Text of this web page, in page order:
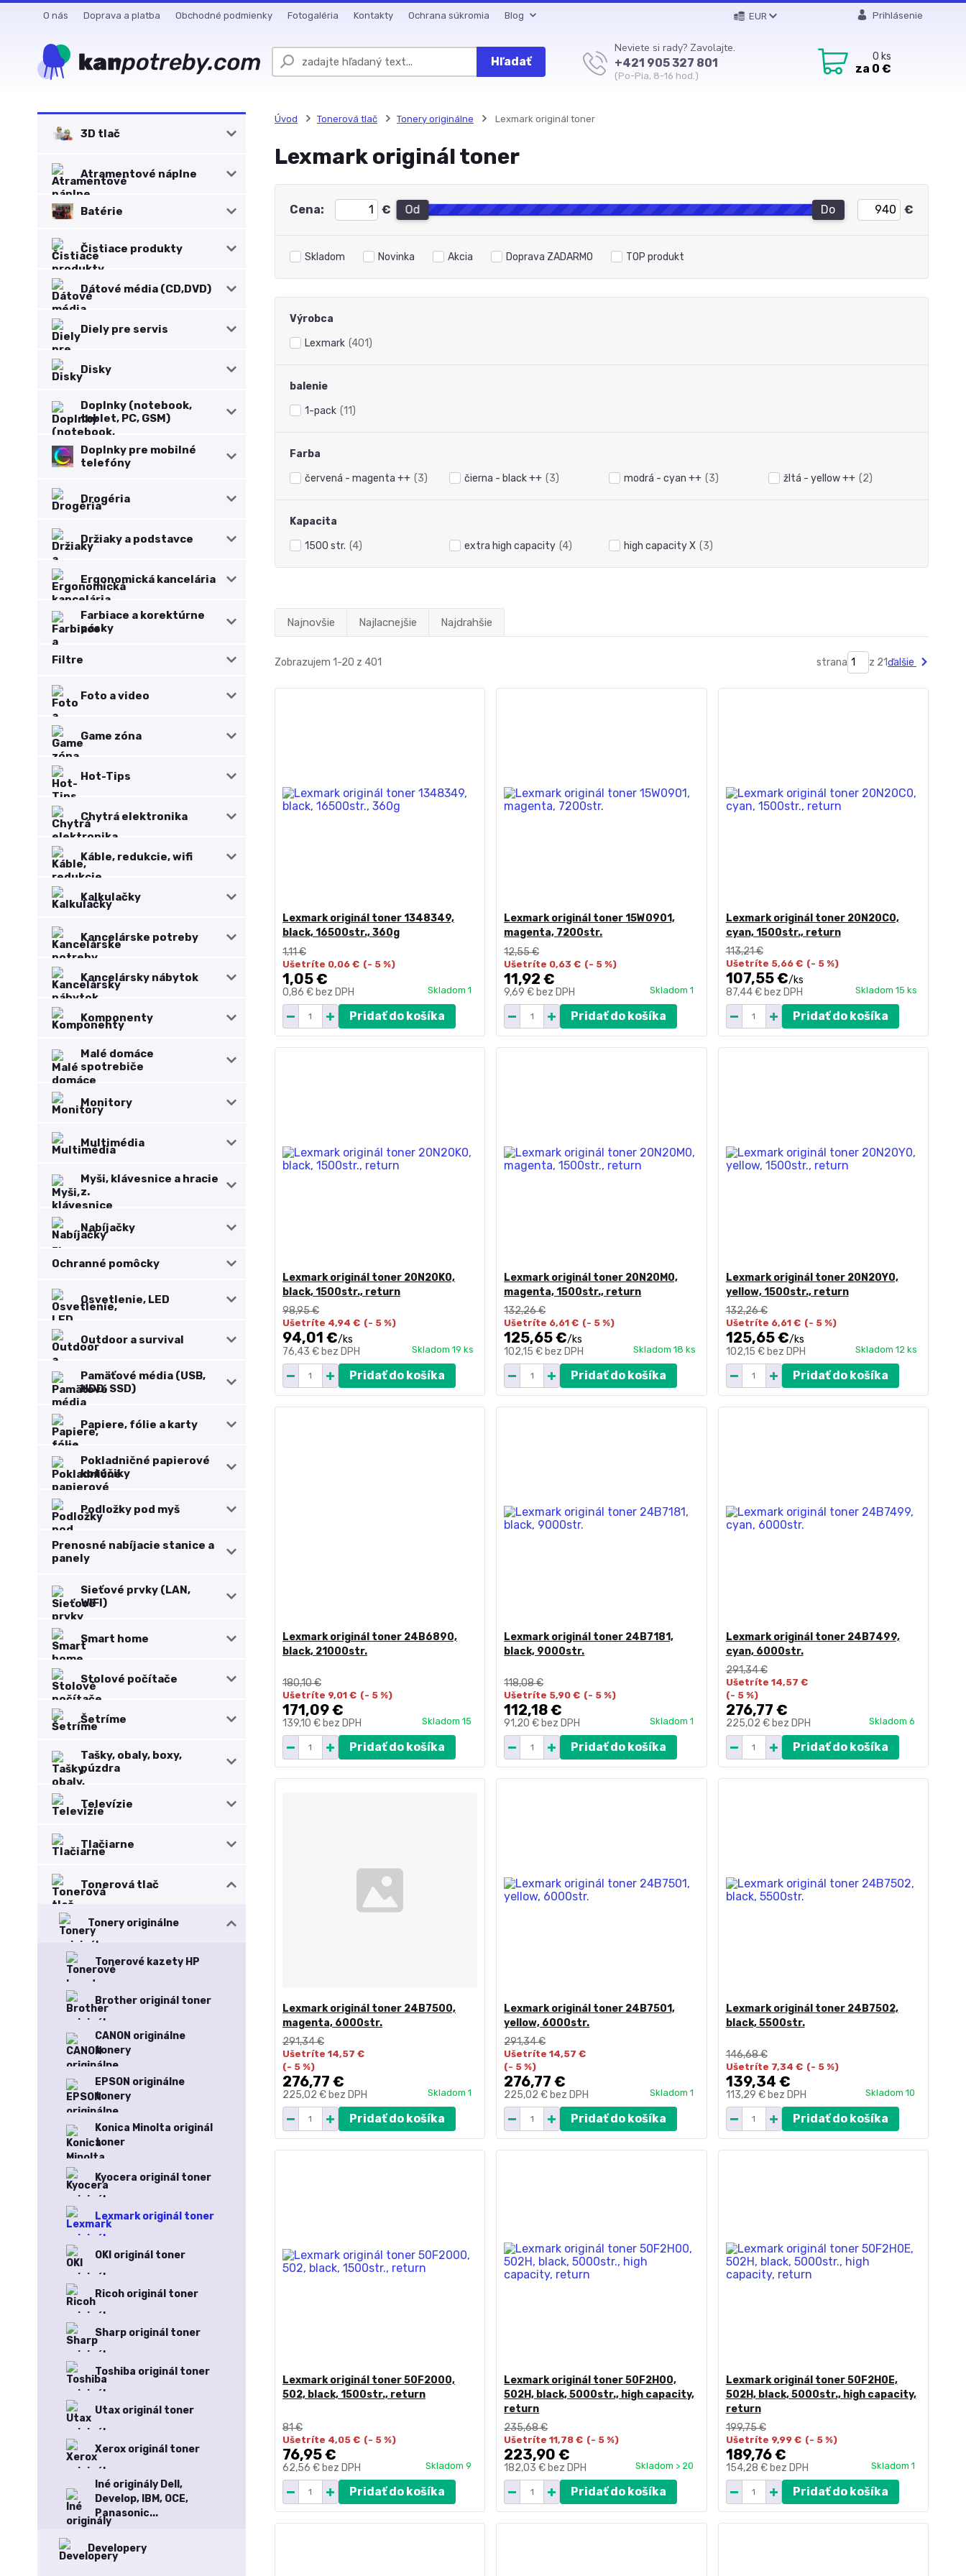
O nás Doprava a platba Obchodné podmienky Fotogaléria Kontakty Ochrana súkromia Blog EUR Prihlásenie
Hľadať
Neviete si rady? Zavolajte.
+421 905 327 801
(Po-Pia, 8-16 hod.)
0 ks
za 0 €
3D tlač
Atramentové náplne
Batérie
Čistiace produkty
Dátové média (CD,DVD)
Diely pre servis
Disky
Doplnky (notebook,
tablet, PC, GSM)
Doplnky pre mobilné
telefóny
Drogéria
Držiaky a podstavce
Ergonomická kancelária
Farbiace a korektúrne
pásky
Filtre
Foto a video
Game zóna
Hot-Tips
Chytrá elektronika
Káble, redukcie, wifi
Kalkulačky
Kancelárske potreby
Kancelársky nábytok
Komponenty
Malé domáce
spotrebiče
Monitory
Multimédia
Myši, klávesnice a hracie
z.
Nabíjačky
Ochranné pomôcky
Osvetlenie, LED
Outdoor a survival
Pamäťové média (USB,
HDD, SSD)
Papiere, fólie a karty
Pokladničné papierové
kotúčiky
Podložky pod myš
Prenosné nabíjacie stanice a
panely
Sieťové prvky (LAN,
WIFI)
Smart home
Stolové počítače
Šetríme
Tašky, obaly, boxy,
púzdra
Televízie
Tlačiarne
Tonerová tlač
Tonery originálne
Tonerové kazety HP
Brother originál toner
CANON originálne
tonery
EPSON originálne
tonery
Konica Minolta originál
toner
Kyocera originál toner
Lexmark originál toner
OKI originál toner
Ricoh originál toner
Sharp originál toner
Toshiba originál toner
Utax originál toner
Xerox originál toner
Iné originály Dell,
Develop, IBM, OCE,
Panasonic...
Developery
Úvod Tonerová tlač Tonery originálne Lexmark originál toner
Lexmark originál toner
Cena: € Od Do €
Skladom Novinka Akcia Doprava ZADARMO TOP produkt
Výrobca
Lexmark (401)
balenie
1-pack (11)
Farba
červená - magenta ++ (3) čierna - black ++ (3) modrá - cyan ++ (3) žltá - yellow ++ (2)
Kapacita
1500 str. (4) extra high capacity (4) high capacity X (3)
Najnovšie Najlacnejšie Najdrahšie
Zobrazujem 1-20 z 401 strana z 21ďalšie
Lexmark originál toner 1348349,
black, 16500str., 360g
1,11 €
Ušetríte 0,06 € (- 5 %)
1,05 €
0,86 € bez DPH Skladom 1
Pridať do košíka
Lexmark originál toner 15W0901,
magenta, 7200str.
12,55 €
Ušetríte 0,63 € (- 5 %)
11,92 €
9,69 € bez DPH Skladom 1
Pridať do košíka
Lexmark originál toner 20N20C0,
cyan, 1500str., return
113,21 €
Ušetríte 5,66 € (- 5 %)
107,55 €/ks
87,44 € bez DPH Skladom 15 ks
Pridať do košíka
Lexmark originál toner 20N20K0,
black, 1500str., return
98,95 €
Ušetríte 4,94 € (- 5 %)
94,01 €/ks
76,43 € bez DPH Skladom 19 ks
Pridať do košíka
Lexmark originál toner 20N20M0,
magenta, 1500str., return
132,26 €
Ušetríte 6,61 € (- 5 %)
125,65 €/ks
102,15 € bez DPH Skladom 18 ks
Pridať do košíka
Lexmark originál toner 20N20Y0,
yellow, 1500str., return
132,26 €
Ušetríte 6,61 € (- 5 %)
125,65 €/ks
102,15 € bez DPH Skladom 12 ks
Pridať do košíka
Lexmark originál toner 24B6890,
black, 21000str.
180,10 €
Ušetríte 9,01 € (- 5 %)
171,09 €
139,10 € bez DPH Skladom 15
Pridať do košíka
Lexmark originál toner 24B7181,
black, 9000str.
118,08 €
Ušetríte 5,90 € (- 5 %)
112,18 €
91,20 € bez DPH Skladom 1
Pridať do košíka
Lexmark originál toner 24B7499,
cyan, 6000str.
291,34 €
Ušetríte 14,57 €
(- 5 %)
276,77 €
225,02 € bez DPH Skladom 6
Pridať do košíka
Lexmark originál toner 24B7500,
magenta, 6000str.
291,34 €
Ušetríte 14,57 €
(- 5 %)
276,77 €
225,02 € bez DPH Skladom 1
Pridať do košíka
Lexmark originál toner 24B7501,
yellow, 6000str.
291,34 €
Ušetríte 14,57 €
(- 5 %)
276,77 €
225,02 € bez DPH Skladom 1
Pridať do košíka
Lexmark originál toner 24B7502,
black, 5500str.
146,68 €
Ušetríte 7,34 € (- 5 %)
139,34 €
113,29 € bez DPH Skladom 10
Pridať do košíka
Lexmark originál toner 50F2000,
502, black, 1500str., return
81 €
Ušetríte 4,05 € (- 5 %)
76,95 €
62,56 € bez DPH Skladom 9
Pridať do košíka
Lexmark originál toner 50F2H00,
502H, black, 5000str., high capacity,
return
235,68 €
Ušetríte 11,78 € (- 5 %)
223,90 €
182,03 € bez DPH Skladom > 20
Pridať do košíka
Lexmark originál toner 50F2H0E,
502H, black, 5000str., high capacity,
return
199,75 €
Ušetríte 9,99 € (- 5 %)
189,76 €
154,28 € bez DPH Skladom 1
Pridať do košíka